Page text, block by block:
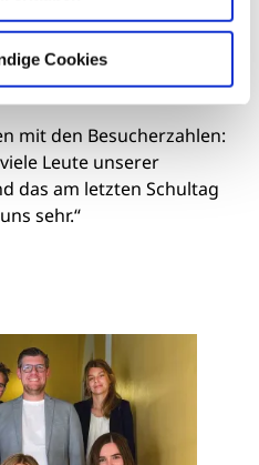
Cookies
laufen. Unter Bäumen
in der kleinen
mit den Besucherzahlen:
Leute unserer
das am letzten Schultag
sehr.“